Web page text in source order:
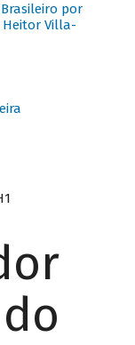
por
Heitor Villa-